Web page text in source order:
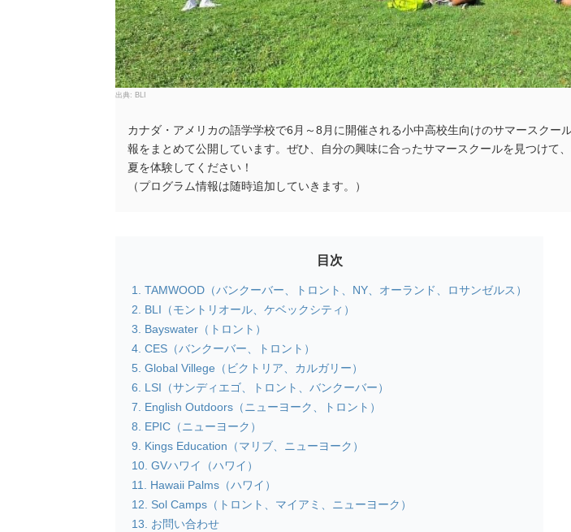
BLI
カナダ・アメリカの語学学校で6月～8月に開催される小中高校生向けのサマースクー
報をまとめて公開しています。ぜひ、自分の興味に合ったサマースクールを見つけて
夏を体験してください！
（プログラム情報は随時追加していきます。）
目次
TAMWOOD（バンクーバー、トロント、NY、オーランド、ロサンゼルス）
BLI（モントリオール、ケベックシティ）
Bayswater（トロント）
CES（バンクーバー、トロント）
Global Villege（ビクトリア、カルガリー）
LSI（サンディエゴ、トロント、バンクーバー）
English Outdoors（ニューヨーク、トロント）
EPIC（ニューヨーク）
Kings Education（マリブ、ニューヨーク）
GVハワイ（ハワイ）
Hawaii Palms（ハワイ）
Sol Camps（トロント、マイアミ、ニューヨーク）
お問い合わせ